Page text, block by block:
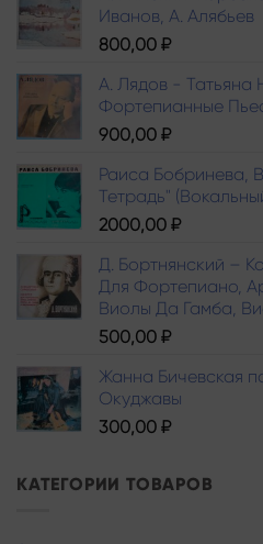
Иванов, A. Алябьев
800,00 ₽
А. Лядов - Татьяна
Фортепианные
900,00 ₽
Раиса Бобринева,
Тетрадь"
2000,00 ₽
Д. Бортнянский –
Для Фортепиано,
Виолы Да Гамба,
500,00 ₽
Жанна Бичевская
Окуджавы
300,00 ₽
КАТЕГОРИИ ТОВАРОВ